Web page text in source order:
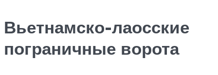
Вьетнамско-лаосские
пограничные ворота